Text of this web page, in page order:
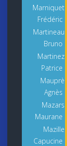
Marniquet
Frédéric
Martineau
Bruno
Martinez
Patrice
Mauprè
Agnès
Mazars
Maurane
Mazille
Capucine